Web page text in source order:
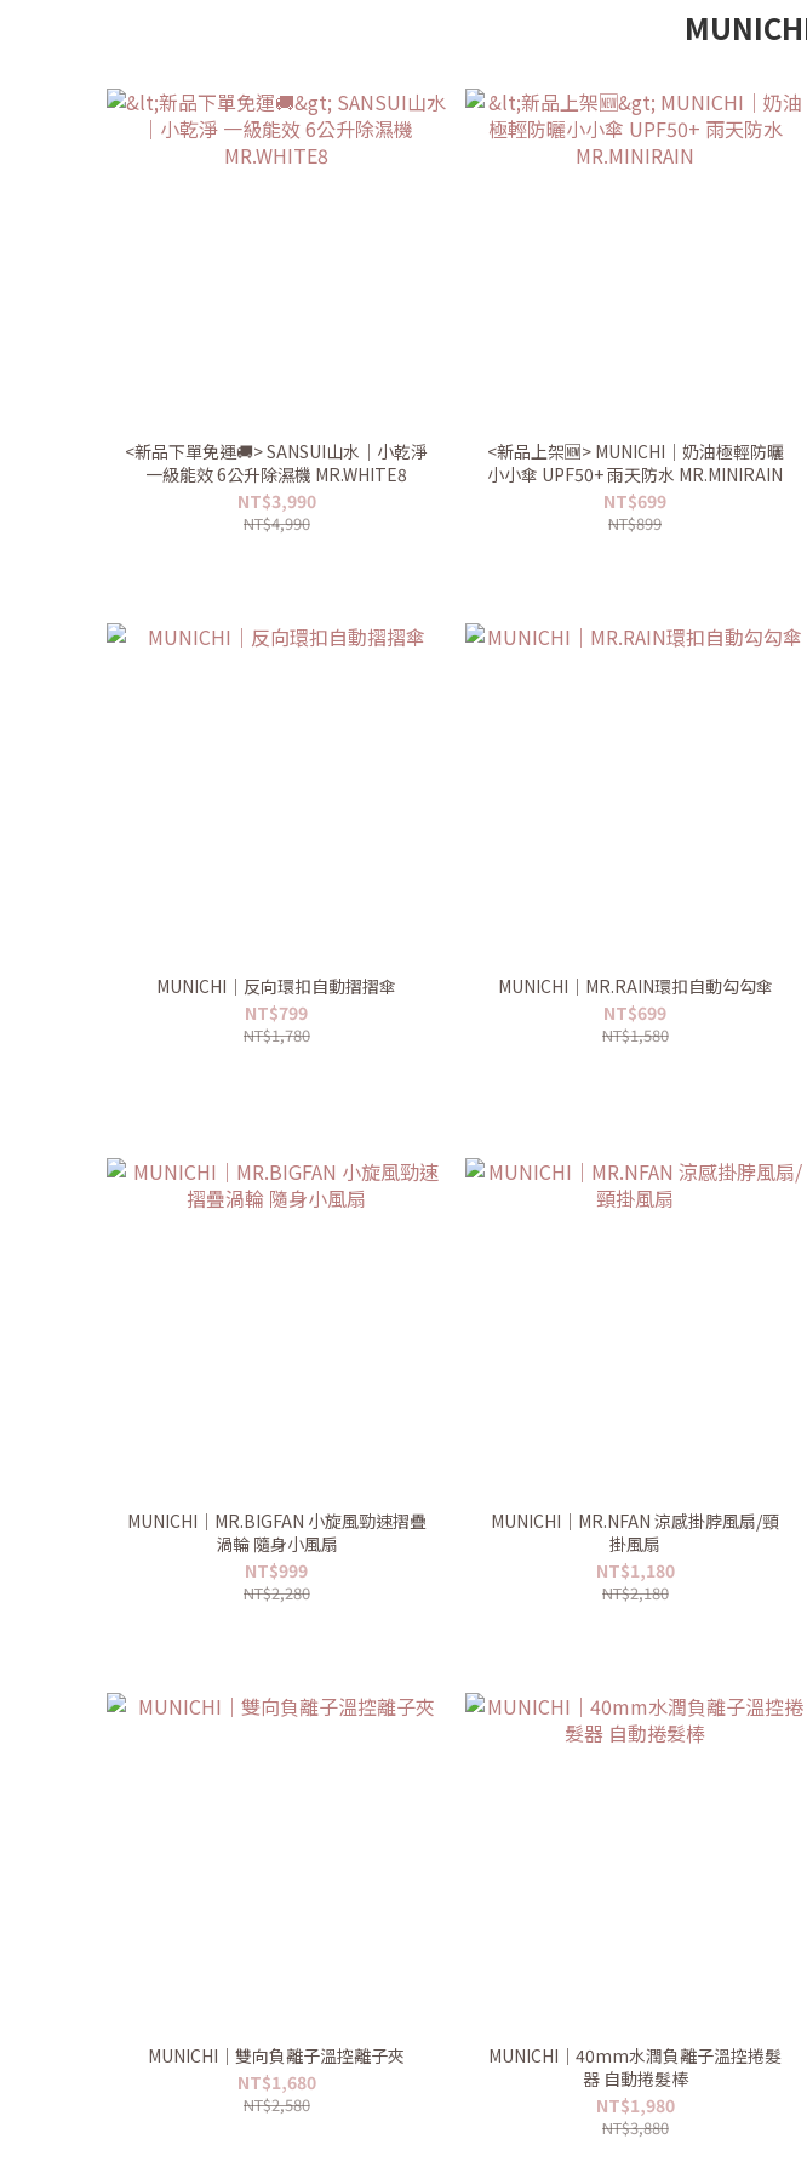
<新品下單免運🚚> SANSUI山水｜小乾淨
一級能效 6公升除濕機 MR.WHITE8
NT$3,990
NT$4,990
<新品上架🆕> MUNICHI｜奶油極輕防曬
小小傘 UPF50+ 雨天防水 MR.MINIRAIN
NT$699
NT$899
MUNICHI｜反向環扣自動摺摺傘
NT$799
NT$1,780
MUNICHI｜MR.RAIN環扣自動勾勾傘
NT$699
NT$1,580
MUNICHI｜MR.BIGFAN 小旋風勁速摺疊
渦輪 隨身小風扇
NT$999
NT$2,280
MUNICHI｜MR.NFAN 涼感掛脖風扇/頸
掛風扇
NT$1,180
NT$2,180
MUNICHI｜雙向負離子溫控離子夾
NT$1,680
NT$2,580
MUNICHI｜40mm水潤負離子溫控捲髮
器 自動捲髮棒
NT$1,980
NT$3,880